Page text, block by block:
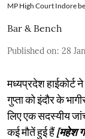
MP High Court Indore
Bar & Bench
Published on: 28
मध्यप्रदेश हाईकोर्ट
गुप्ता को इंदौर के
लिए एक सदस्यीय
कई मौतें हुई हैं[महेश